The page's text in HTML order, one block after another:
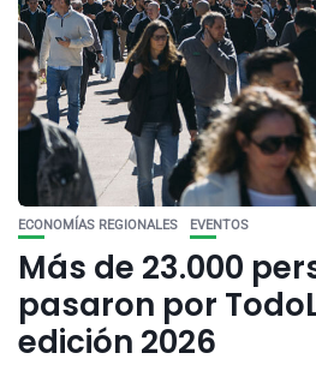
ECONOMÍAS REGIONALES EVENTOS
Más de 23.000
pasaron por
edición 2026